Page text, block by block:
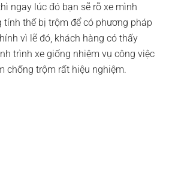
ngay lúc đó bạn sẽ rõ xe mình
tính thế bị trộm để có phương pháp
vì lẽ đó, khách hàng có thấy
trình xe giống nhiệm vụ công việc
chống trộm rất hiệu nghiệm.